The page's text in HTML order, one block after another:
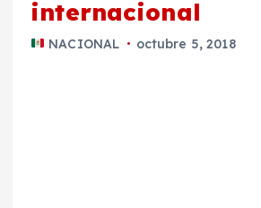
internacional
NACIONAL octubre 5, 2018